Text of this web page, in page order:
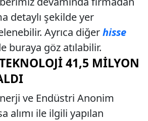
detaylı şekilde yer
Ayrıca diğerhisse
buraya göz atılabilir.
41,5 MILYON
ve Endüstri Anonim
alımı ile ilgili yapılan